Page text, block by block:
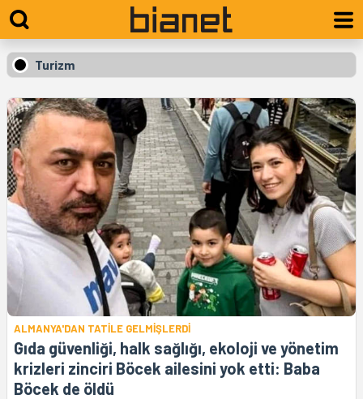
Turizm
ALMANYA'DAN TATİLE GELMİŞLERDİ
Gıda güvenliği, halk sağlığı, ekoloji ve yönetim
krizleri zinciri Böcek ailesini yok etti: Baba
Böcek de öldü